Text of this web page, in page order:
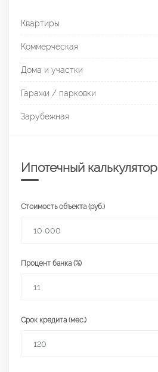
Квартиры
Коммерческая
Дома и участки
Гаражи / парковки
Зарубежная
Ипотечный калькулятор
Стоимость объекта (руб.)
Процент банка (%)
Срок кредита (мес.)